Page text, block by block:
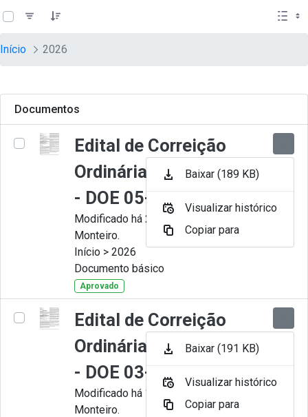
Pular para o Conteúdo principal
teste descricao
Início 2026
Documentos
Edital de Correição
Ordinária nº 009-2026
- DOE 05-08-2026
Modificado há 2 dias por Juliana
Monteiro.
Início > 2026
Documento básico
Aprovado
Edital de Correição
Ordinária nº 008-2026
- DOE 03-07-2026
Modificado há 1 Mês por Juliana
Monteiro.
Baixar (189 KB)
Visualizar histórico
Copiar para
Baixar (191 KB)
Visualizar histórico
Copiar para